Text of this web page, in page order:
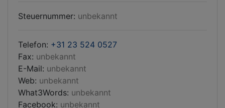
Steuernummer: unbekannt
Telefon: +31 23 524 0527
Fax: unbekannt
E-Mail: unbekannt
Web: unbekannt
What3Words: unbekannt
Facebook: unbekannt